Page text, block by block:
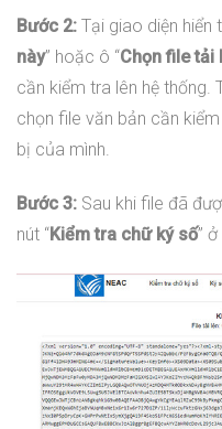
Bước 2: Tại giao diện hiển
này” hoặc ô “Chọn file tải
cần kiểm tra lên hệ thống.
chọn file văn bản cần
bị của mình.
Bước 3: Sau khi file đã
nút “Kiểm tra chữ ký số”